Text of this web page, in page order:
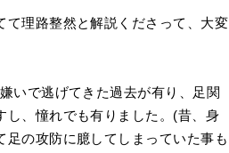
て理路整然と解説くださって、大変
いで逃げてきた過去が有り、足関
、憧れでも有りました。(昔、身
の攻防に臆してしまっていた事も